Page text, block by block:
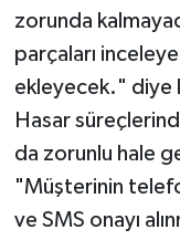
zorunda
parçaları
ekleyecek." diye
Hasar
da zorunlu hale
"Müşterinin
ve SMS onayı